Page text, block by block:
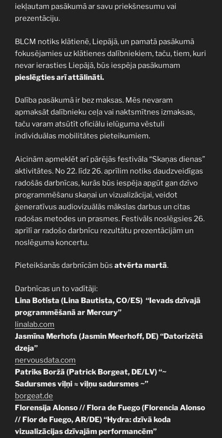
iekļautam pasākumā ar savu priekšnesumu vai
prezentāciju.
BLCM notiks klātienē, Liepājā, un pamatā pasākumā
fokusējamies uz klātienes dalībniekiem, taču, tiem, kuri
nevar ierasties Liepājā, būs iespēja pasākumam
pieslēgties arī attālināti.
Dalība pasākumā ir bez maksas. Mēs nevaram
apmaksāt dalībnieku ceļa vai naktsmītnes izmaksas,
taču varam atsūtīt oficiālu ielūguma vēstuli
individuālas mobilitātes pieteikumiem.
Aicinām apmeklēt arī pārējās festivāla “Skaņas dienas”
aktivitātes. No 22. līdz 26. aprīlim notiks daudzveidīgas
radošās darbnīcas, kurās būs iespēja apgūt gan dzīvo
programmēšanu skaņai un vizualizācijai, veidot
ģeneratīvus audiovizuālās mākslas darbus un citas
radošas metodes un prasmes. Festivāls noslēgsies 26.
aprīlī ar radošo darbnīcu rezultātu prezentācijām un
noslēguma koncertu.
Pieteikšanās darbnīcām būs atvērta martā.
Darbnīcas un to vadītāji:
Lina Botista (Lina Bautista, CO/ES) “Ievads dzīvajā
programmēšanā ar Mercury”
linalab.com
Jasmīna Merhofa (Jasmin Meerhoff, DE) “Datorizētā
dzeja”
nervousdata.com
Patriks Boržā (Patrick Borgeat, DE/LV) “~
Sadursmes viļņi ≈ viļņu sadursmes ~”
borgeat.de
Florensija Alonso // Flora de Fuego (Florencia Alonso
// Flor de Fuego, AR/DE) “Hydra: dzīvā koda
vizualizācijas dzīvajām performancēm”